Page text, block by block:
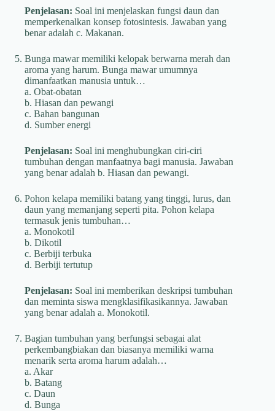
Penjelasan: Soal ini menjelaskan fungsi daun dan
memperkenalkan konsep fotosintesis. Jawaban yang
benar adalah c. Makanan.
Bunga mawar memiliki kelopak berwarna merah dan
aroma yang harum. Bunga mawar umumnya
dimanfaatkan manusia untuk…
a. Obat-obatan
b. Hiasan dan pewangi
c. Bahan bangunan
d. Sumber energi
Penjelasan: Soal ini menghubungkan ciri-ciri
tumbuhan dengan manfaatnya bagi manusia. Jawaban
yang benar adalah b. Hiasan dan pewangi.
Pohon kelapa memiliki batang yang tinggi, lurus, dan
daun yang memanjang seperti pita. Pohon kelapa
termasuk jenis tumbuhan…
a. Monokotil
b. Dikotil
c. Berbiji terbuka
d. Berbiji tertutup
Penjelasan: Soal ini memberikan deskripsi tumbuhan
dan meminta siswa mengklasifikasikannya. Jawaban
yang benar adalah a. Monokotil.
Bagian tumbuhan yang berfungsi sebagai alat
perkembangbiakan dan biasanya memiliki warna
menarik serta aroma harum adalah…
a. Akar
b. Batang
c. Daun
d. Bunga